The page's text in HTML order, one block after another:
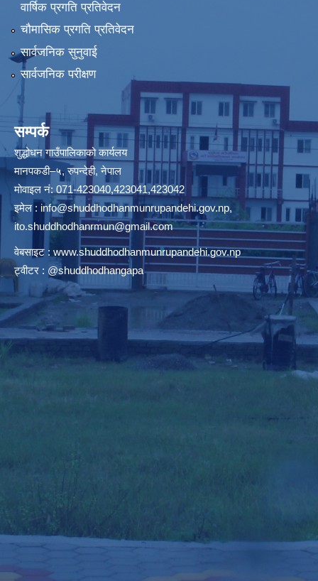
वार्षिक प्रगति प्रतिवेदन
चौमासिक प्रगति प्रतिवेदन
सार्वजनिक सुनुवाई
सार्वजनिक परीक्षण
सम्पर्क
शुद्धोधन गाउँपालिकाको कार्यलय
मानपकडी–५, रुपन्देही, नेपाल
मोवाइल नं: 071-423040,423041,423042
इमेल : info@shuddhodhanmunrupandehi.gov.np,
ito.shuddhodhanrmun@gmail.com
वेबसाइट : www.shuddhodhanmunrupandehi.gov.np
ट्वीटर : @shuddhodhangapa